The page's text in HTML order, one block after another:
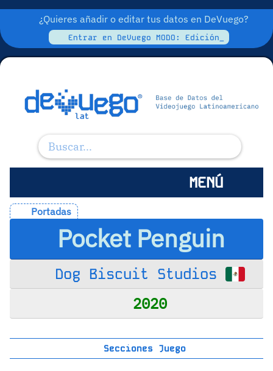
¿Quieres añadir o editar tus datos en DeVuego?
Entrar en DeVuego MODO: Edición_
MENÚ
Portadas
Pocket Penguin
Dog Biscuit Studios
2020
Secciones Juego